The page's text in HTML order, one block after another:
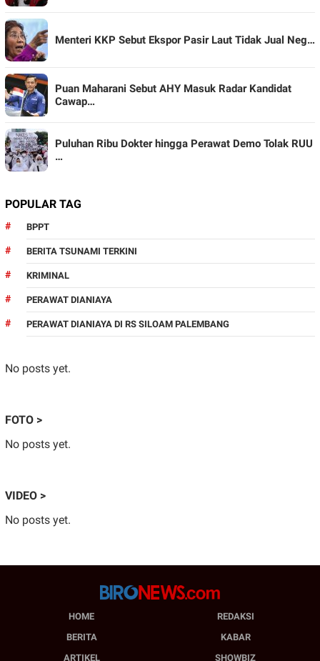
Menteri KKP Sebut Ekspor Pasir Laut Tidak Jual Neg…
Puan Maharani Sebut AHY Masuk Radar Kandidat
Cawap…
Puluhan Ribu Dokter hingga Perawat Demo Tolak RUU
…
POPULAR TAG
BPPT
BERITA TSUNAMI TERKINI
KRIMINAL
PERAWAT DIANIAYA
PERAWAT DIANIAYA DI RS SILOAM PALEMBANG
No posts yet.
FOTO >
No posts yet.
VIDEO >
No posts yet.
HOME
REDAKSI
BERITA
KABAR
ARTIKEL
SHOWBIZ